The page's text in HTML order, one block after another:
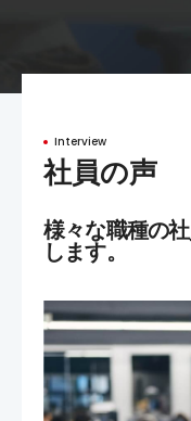
Interview
社員の声
様々な職種の
します。